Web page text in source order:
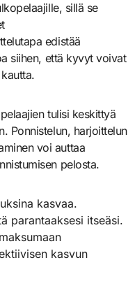
sillä se
edistää
siihen, että kyvyt voivat
tulisi keskittyä
Ponnistelun, harjoittelun
voi auttaa
pelosta.
kasvaa.
parantaaksesi itseäsi.
kasvun